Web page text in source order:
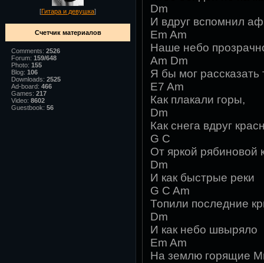
[Гитара и девушка]
Счетчик материалов
Comments: 2526
Forum: 159/648
Photo: 155
Blog: 106
Downloads: 2525
Ad-board: 466
Games: 217
Video: 8602
Guestbook: 56
Dm
И вдруг вспомнил
Em Am
Наше небо
Am Dm
Я бы мог рассказать
E7 Am
Как плакали горы,
Dm
Как снега вдруг
G C
От яркой рябиновой
Dm
И как быстрые реки
G C Am
Топили последние
Dm
И как небо швыряло
Em Am
На землю горящие